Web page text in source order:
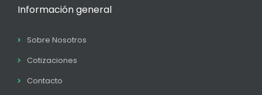
Información general
Sobre Nosotros
Cotizaciones
Contacto